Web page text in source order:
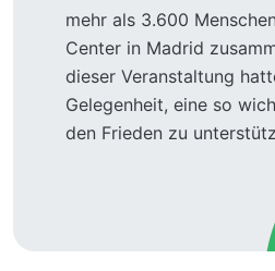
mehr als 3.600
Center in Madrid
dieser Veranstaltung
Gelegenheit, eine so
den Frieden zu